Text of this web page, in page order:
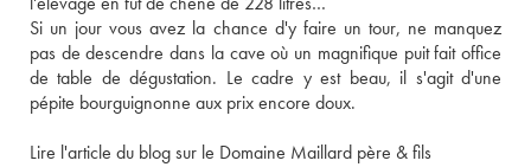
Si un jour vous avez la chance d'y faire un tour, ne manquez
pas de descendre dans la cave où un magnifique puit fait office
de table de dégustation. Le cadre y est beau, il s'agit d'une
pépite bourguignonne aux prix encore doux.
Lire l'article du blog sur le Domaine Maillard père & fils